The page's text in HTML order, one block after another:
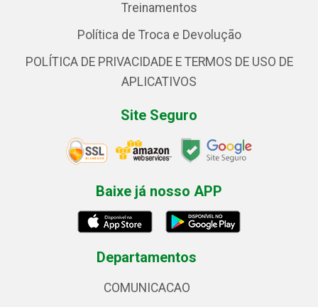
Treinamentos
Política de Troca e Devolução
POLÍTICA DE PRIVACIDADE E TERMOS DE USO DE
APLICATIVOS
Site Seguro
Baixe já nosso APP
Departamentos
COMUNICACAO